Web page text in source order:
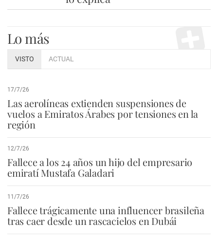
Lo más
VISTO ACTUAL
17/7/26
Las aerolíneas extienden suspensiones de
vuelos a Emiratos Árabes por tensiones en la
región
12/7/26
Fallece a los 24 años un hijo del empresario
emiratí Mustafa Galadari
11/7/26
Fallece trágicamente una influencer brasileña
tras caer desde un rascacielos en Dubái